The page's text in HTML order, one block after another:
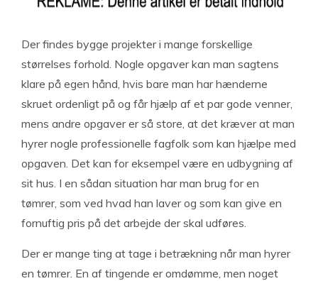
Der findes bygge projekter i mange forskellige
størrelses forhold. Nogle opgaver kan man sagtens
klare på egen hånd, hvis bare man har hænderne
skruet ordenligt på og får hjælp af et par gode venner,
mens andre opgaver er så store, at det kræver at man
hyrer nogle professionelle fagfolk som kan hjælpe med
opgaven. Det kan for eksempel være en udbygning af
sit hus. I en sådan situation har man brug for en
tømrer, som ved hvad han laver og som kan give en
fornuftig pris på det arbejde der skal udføres.
Der er mange ting at tage i betrækning når man hyrer
en tømrer. En af tingende er omdømme, men noget